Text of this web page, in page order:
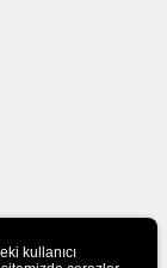
kullanıcı